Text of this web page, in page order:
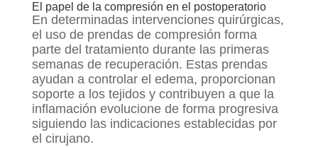
El papel de la compresión en el postoperatorio
En determinadas intervenciones quirúrgicas,
el uso de prendas de compresión forma
parte del tratamiento durante las primeras
semanas de recuperación. Estas prendas
ayudan a controlar el edema, proporcionan
soporte a los tejidos y contribuyen a que la
inflamación evolucione de forma progresiva
siguiendo las indicaciones establecidas por
el cirujano.